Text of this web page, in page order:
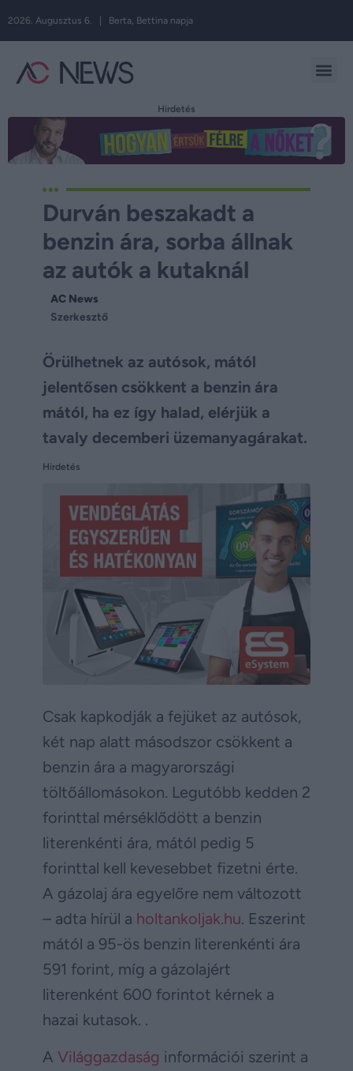
2026. Augusztus 6. | Berta, Bettina napja
Hirdetés
Durván beszakadt a
benzin ára, sorba állnak
az autók a kutaknál
AC News
Szerkesztő
Örülhetnek az autósok, mától
jelentősen csökkent a benzin ára
mától, ha ez így halad, elérjük a
tavaly decemberi üzemanyagárakat.
Hirdetés
Csak kapkodják a fejüket az autósok,
két nap alatt másodszor csökkent a
benzin ára a magyarországi
töltőállomásokon. Legutóbb kedden 2
forinttal mérséklődött a benzin
literenkénti ára, mától pedig 5
forinttal kell kevesebbet fizetni érte.
A gázolaj ára egyelőre nem változott
– adta hírül a holtankoljak.hu. Eszerint
mától a 95-ös benzin literenkénti ára
591 forint, míg a gázolajért
literenként 600 forintot kérnek a
hazai kutasok. .
A Világgazdaság információi szerint a